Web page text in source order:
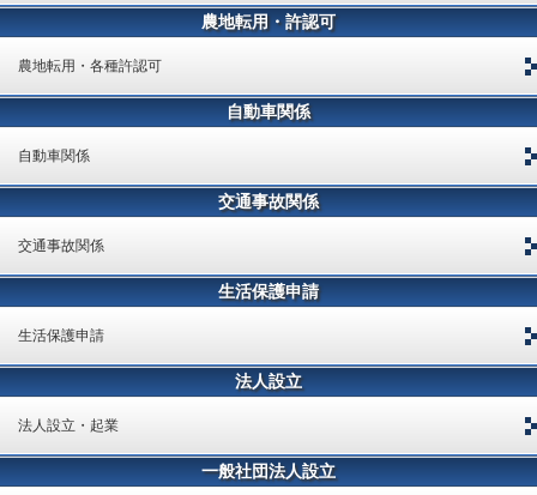
農地転用・許認可
農地転用・各種許認可
自動車関係
自動車関係
交通事故関係
交通事故関係
生活保護申請
生活保護申請
法人設立
法人設立・起業
一般社団法人設立